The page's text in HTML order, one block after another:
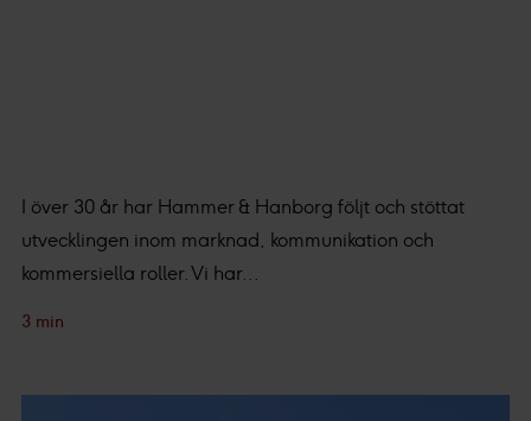
I över 30 år har Hammer & Hanborg följt och stöttat
utvecklingen inom marknad, kommunikation och
kommersiella roller. Vi har...
3 min